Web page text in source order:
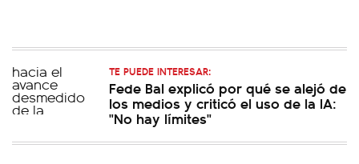
TE PUEDE INTERESAR:
Fede Bal explicó por qué se alejó de
los medios y criticó el uso de la IA:
"No hay límites"